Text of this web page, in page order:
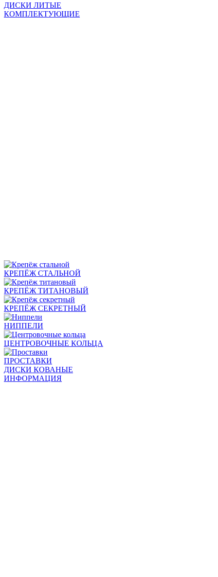
ДИСКИ ЛИТЫЕ
КОМПЛЕКТУЮЩИЕ
КРЕПЁЖ СТАЛЬНОЙ
КРЕПЁЖ ТИТАНОВЫЙ
КРЕПЁЖ СЕКРЕТНЫЙ
НИППЕЛИ
ЦЕНТРОВОЧНЫЕ КОЛЬЦА
ПРОСТАВКИ
ДИСКИ КОВАНЫЕ
ИНФОРМАЦИЯ